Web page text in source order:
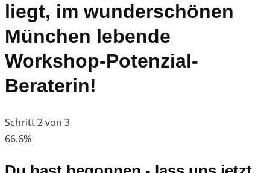
liegt, im wunderschönen
München lebende
Workshop-Potenzial-
Beraterin!
Schritt 2 von 3
66.6%